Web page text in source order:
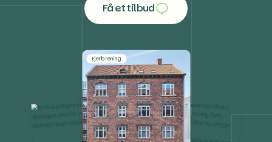
Få et tilbud
Få et tilbud
Ejerforening